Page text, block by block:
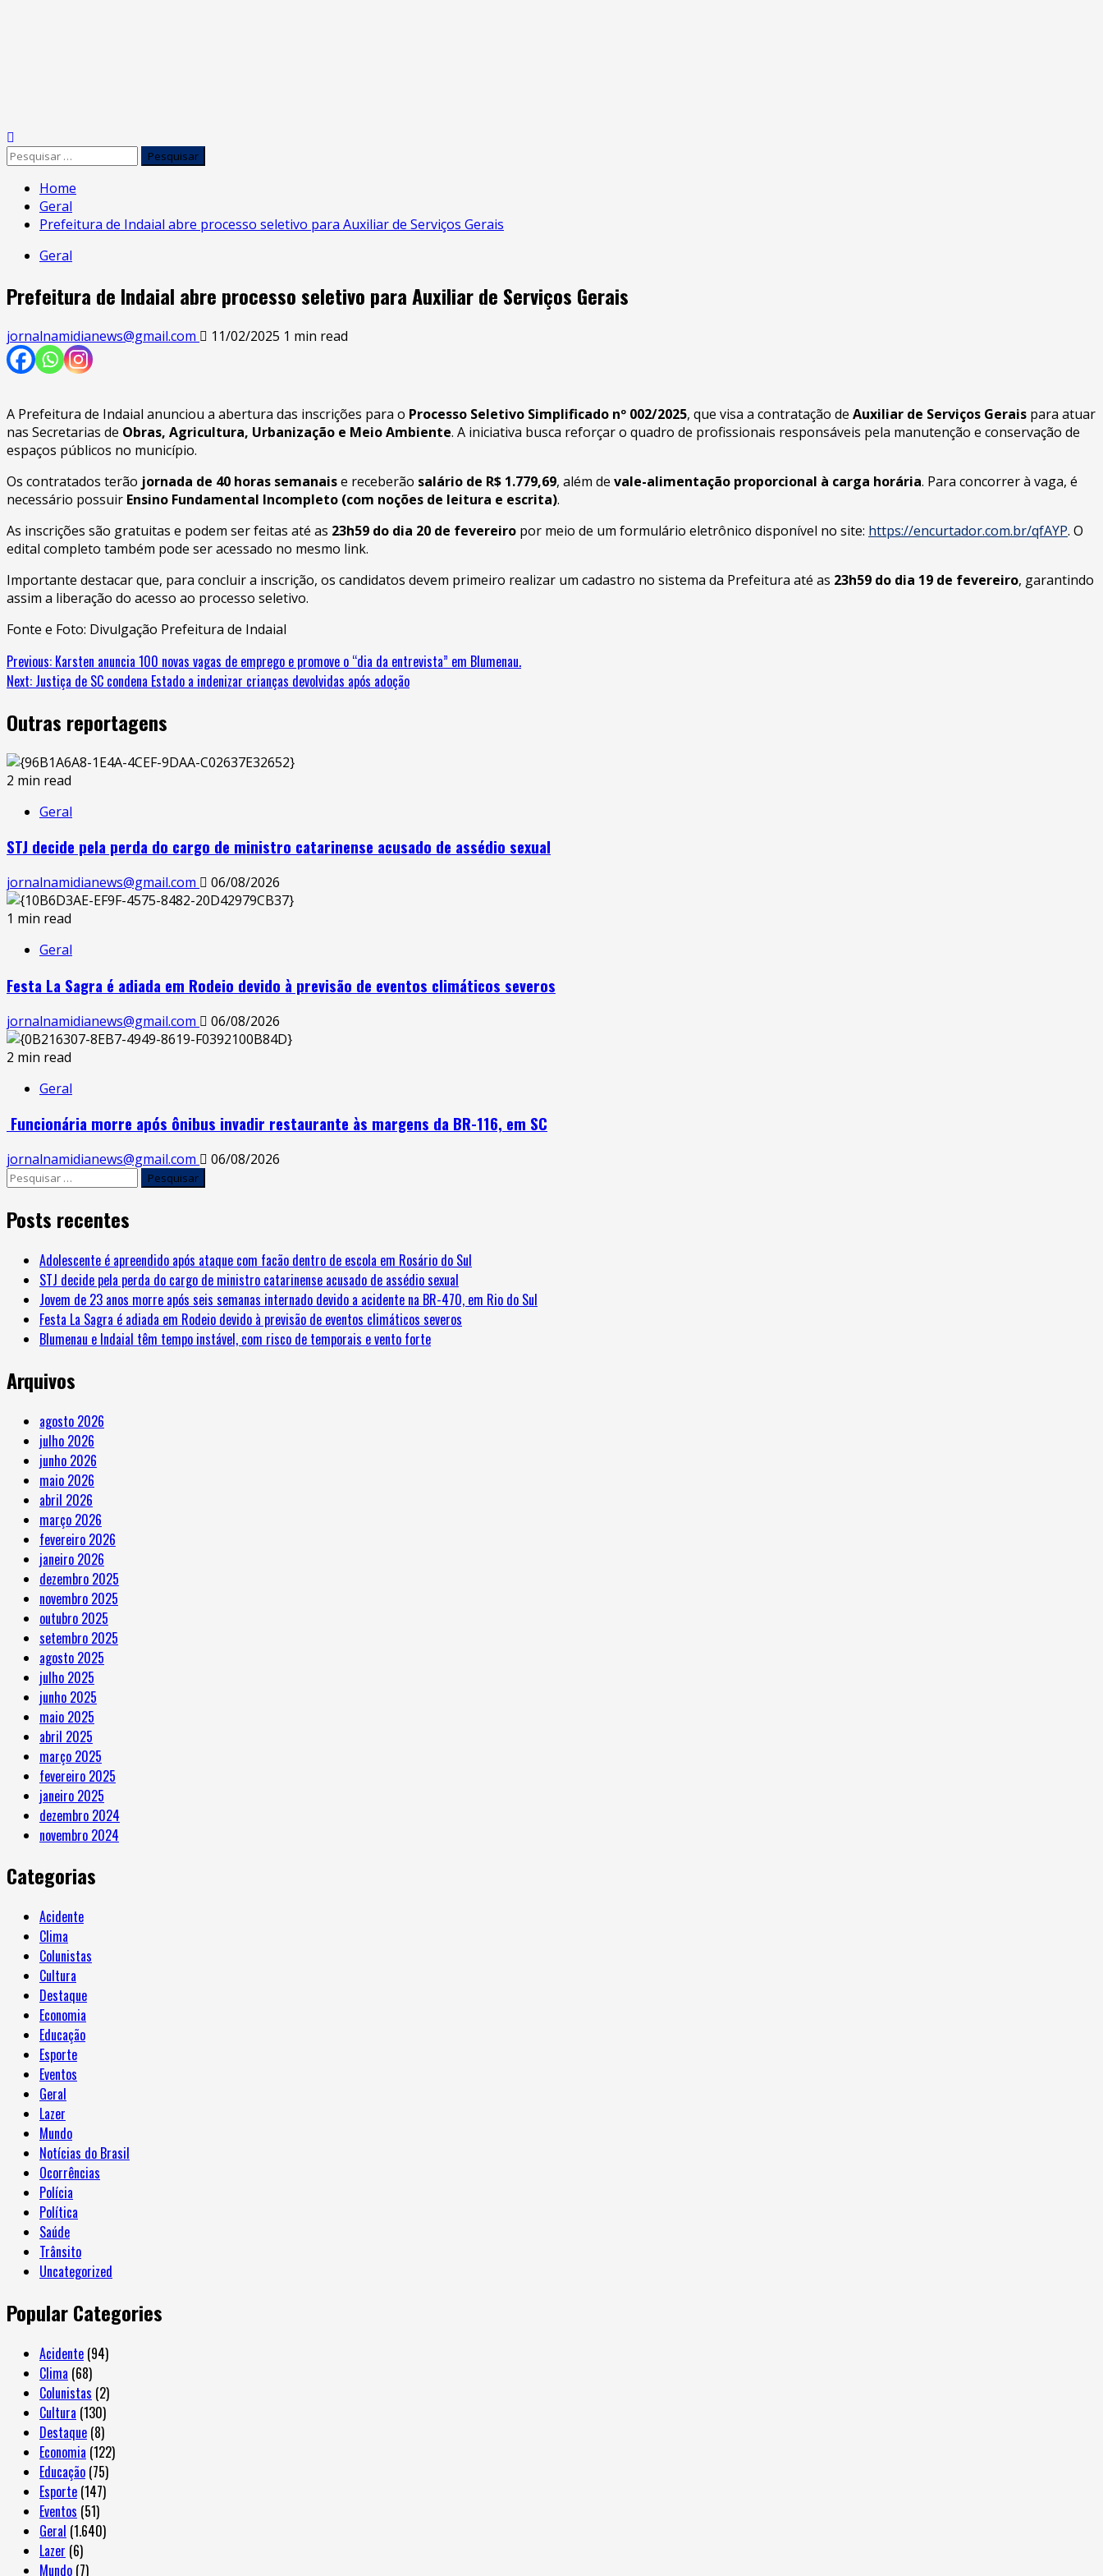
Home
Geral
Prefeitura de Indaial abre processo seletivo para Auxiliar de Serviços Gerais
Geral
Prefeitura de Indaial abre processo seletivo para Auxiliar de Serviços Gerais
jornalnamidianews@gmail.com 11/02/2025 1 min read
A Prefeitura de Indaial anunciou a abertura das inscrições para o Processo Seletivo Simplificado nº 002/2025, que visa a contratação de Auxiliar de Serviços Gerais para atuar
nas Secretarias de Obras, Agricultura, Urbanização e Meio Ambiente. A iniciativa busca reforçar o quadro de profissionais responsáveis pela manutenção e conservação de
espaços públicos no município.
Os contratados terão jornada de 40 horas semanaise receberão salário de R$ 1.779,69, além de vale-alimentação proporcional à carga horária. Para concorrer à vaga, é
necessário possuir Ensino Fundamental Incompleto (com noções de leitura e escrita).
As inscrições são gratuitas e podem ser feitas até as 23h59 do dia 20 de fevereiro por meio de um formulário eletrônico disponível no site: https://encurtador.com.br/qfAYP. O
edital completo também pode ser acessado no mesmo link.
Importante destacar que, para concluir a inscrição, os candidatos devem primeiro realizar um cadastro no sistema da Prefeitura até as 23h59 do dia 19 de fevereiro, garantindo
assim a liberação do acesso ao processo seletivo.
Fonte e Foto: Divulgação Prefeitura de Indaial
Previous: Karsten anuncia 100 novas vagas de emprego e promove o “dia da entrevista” em Blumenau.
Next: Justiça de SC condena Estado a indenizar crianças devolvidas após adoção
Outras reportagens
2 min read
Geral
STJ decide pela perda do cargo de ministro catarinense acusado de assédio sexual
jornalnamidianews@gmail.com
06/08/2026
1 min read
Geral
Festa La Sagra é adiada em Rodeio devido à previsão de eventos climáticos severos
jornalnamidianews@gmail.com
06/08/2026
2 min read
Geral
Funcionária morre após ônibus invadir restaurante às margens da BR-116, em SC
jornalnamidianews@gmail.com 06/08/2026
Posts recentes
Adolescente é apreendido após ataque com facão dentro de escola em Rosário do Sul
STJ decide pela perda do cargo de ministro catarinense acusado de assédio sexual
Jovem de 23 anos morre após seis semanas internado devido a acidente na BR-470, em Rio do Sul
Festa La Sagra é adiada em Rodeio devido à previsão de eventos climáticos severos
Blumenau e Indaial têm tempo instável, com risco de temporais e vento forte
Arquivos
agosto 2026
julho 2026
junho 2026
maio 2026
abril 2026
março 2026
fevereiro 2026
janeiro 2026
dezembro 2025
novembro 2025
outubro 2025
setembro 2025
agosto 2025
julho 2025
junho 2025
maio 2025
abril 2025
março 2025
fevereiro 2025
janeiro 2025
dezembro 2024
novembro 2024
Categorias
Acidente
Clima
Colunistas
Cultura
Destaque
Economia
Educação
Esporte
Eventos
Geral
Lazer
Mundo
Notícias do Brasil
Ocorrências
Polícia
Política
Saúde
Trânsito
Uncategorized
Popular Categories
Acidente (94)
Clima (68)
Colunistas (2)
Cultura (130)
Destaque (8)
Economia (122)
Educação (75)
Esporte (147)
Eventos (51)
Geral (1.640)
Lazer (6)
Mundo (7)